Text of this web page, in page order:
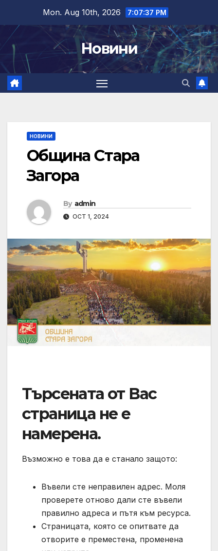
content
Mon. Aug 10th, 2026 7:07:38 PM
Новини
НОВИНИ
Община Стара
Загора
By admin
OCT 1, 2024
Търсената от Вас
страница не е
намерена.
Възможно е това да е станало защото:
Въвели сте неправилен адрес. Моля
проверете отново дали сте въвели
правилно адреса и пътя към ресурса.
Страницата, която се опитвате да
отворите е преместена, променена